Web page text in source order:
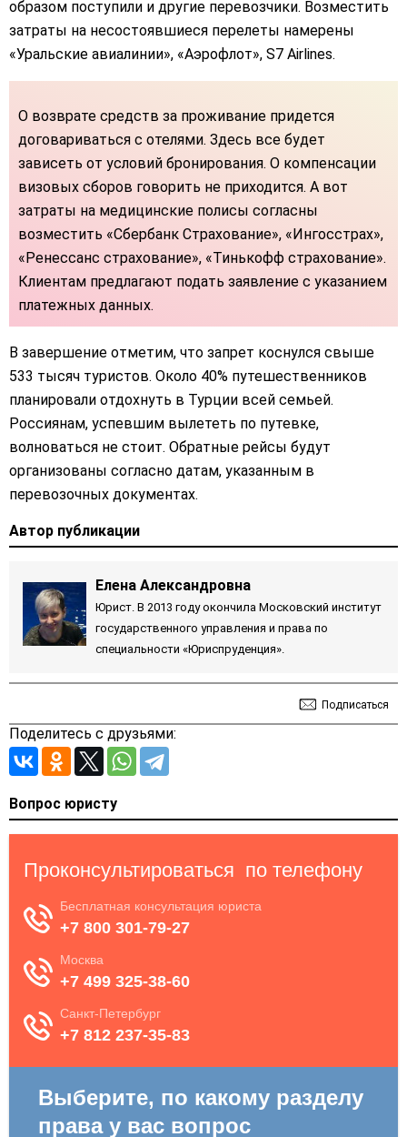
образом поступили и другие перевозчики. Возместить
затраты на несостоявшиеся перелеты намерены
«Уральские авиалинии», «Аэрофлот», S7 Airlines.
О возврате средств за проживание придется
договариваться с отелями. Здесь все будет
зависеть от условий бронирования. О компенсации
визовых сборов говорить не приходится. А вот
затраты на медицинские полисы согласны
возместить «Сбербанк Страхование», «Ингосстрах»,
«Ренессанс страхование», «Тинькофф страхование».
Клиентам предлагают подать заявление с указанием
платежных данных.
В завершение отметим, что запрет коснулся свыше
533 тысяч туристов. Около 40% путешественников
планировали отдохнуть в Турции всей семьей.
Россиянам, успевшим вылететь по путевке,
волноваться не стоит. Обратные рейсы будут
организованы согласно датам, указанным в
перевозочных документах.
Автор публикации
Елена Александровна
Юрист. В 2013 году окончила Московский институт
государственного управления и права по
специальности «Юриспруденция».
Подписаться
Поделитесь с друзьями:
Вопрос юристу